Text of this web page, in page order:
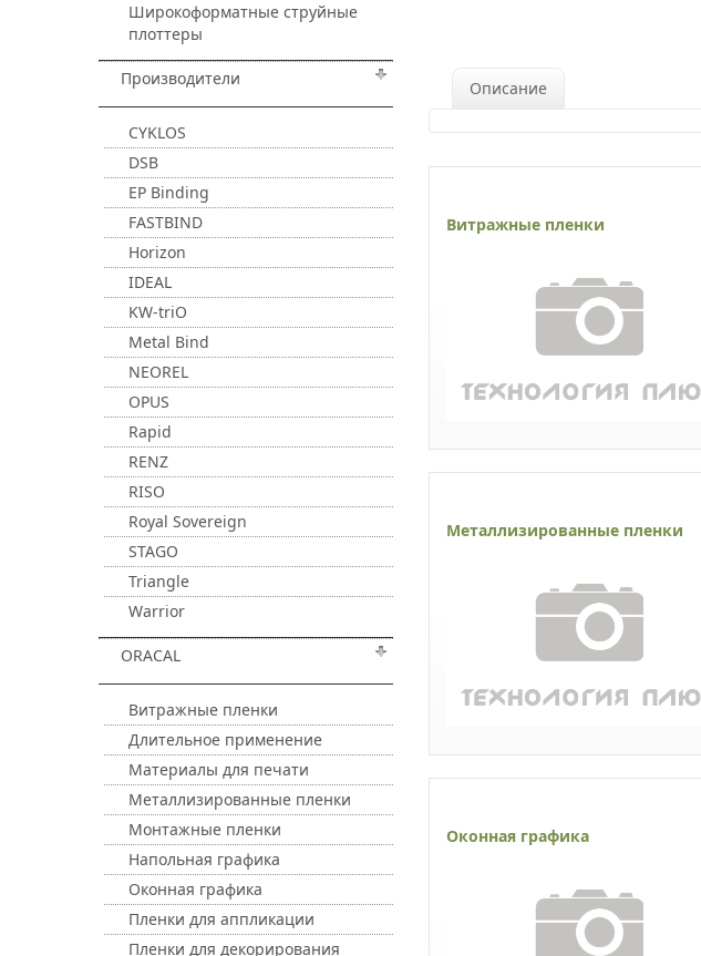
Широкоформатные струйные
плоттеры
Производители
CYKLOS
DSB
EP Binding
FASTBIND
Horizon
IDEAL
KW-triO
Metal Bind
NEOREL
OPUS
Rapid
RENZ
RISO
Royal Sovereign
STAGO
Triangle
Warrior
ORACAL
Витражные пленки
Длительное применение
Материалы для печати
Металлизированные пленки
Монтажные пленки
Напольная графика
Оконная графика
Пленки для аппликации
Пленки для декорирования
Описание
Витражные пленки
Металлизированные пленки
Оконная графика